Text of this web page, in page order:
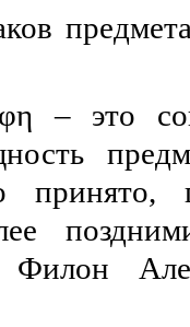
– это
принято,
Филон